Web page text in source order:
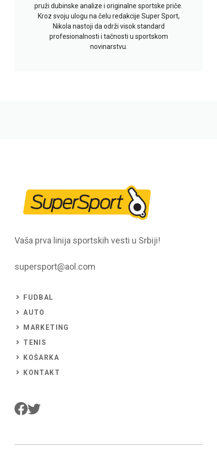
pruži dubinske analize i originalne sportske priče.
Kroz svoju ulogu na čelu redakcije Super Sport,
Nikola nastoji da održi visok standard
profesionalnosti i tačnosti u sportskom
novinarstvu.
Vaša prva linija sportskih vesti u Srbiji!
supersport@aol.com
FUDBAL
AUTO
MARKETING
TENIS
KOŠARKA
KONTAKT